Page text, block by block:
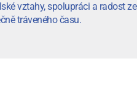
vztahy, spolupráci a radost ze
tráveného času.